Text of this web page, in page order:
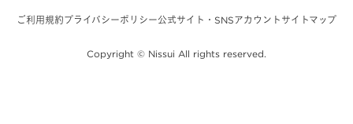
ご利用規約プライバシーポリシー公式サイト・SNSアカウント サイトマップ
Copyright © Nissui All rights reserved.